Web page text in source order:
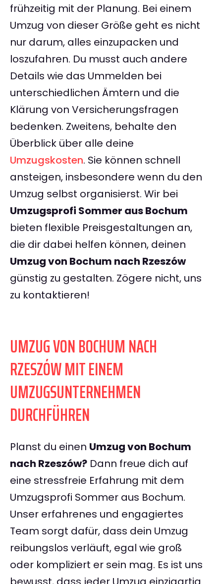
frühzeitig mit der Planung. Bei einem
Umzug von dieser Größe geht es nicht
nur darum, alles einzupacken und
loszufahren. Du musst auch andere
Details wie das Ummelden bei
unterschiedlichen Ämtern und die
Klärung von Versicherungsfragen
bedenken. Zweitens, behalte den
Überblick über alle deine
Umzugskosten. Sie können schnell
ansteigen, insbesondere wenn du den
Umzug selbst organisierst. Wir bei
Umzugsprofi Sommer aus Bochum
bieten flexible Preisgestaltungen an,
die dir dabei helfen können, deinen
Umzug von Bochum nach Rzeszów
günstig zu gestalten. Zögere nicht, uns
zu kontaktieren!
UMZUG VON BOCHUM NACH
RZESZÓW MIT EINEM
UMZUGSUNTERNEHMEN
DURCHFÜHREN
Planst du einen Umzug von Bochum
nach Rzeszów? Dann freue dich auf
eine stressfreie Erfahrung mit dem
Umzugsprofi Sommer aus Bochum.
Unser erfahrenes und engagiertes
Team sorgt dafür, dass dein Umzug
reibungslos verläuft, egal wie groß
oder kompliziert er sein mag. Es ist uns